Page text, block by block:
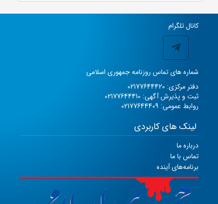
کانال تلگرام
شماره های تماس روزنامه جمهوری اسلامی
دفتر مرکزی: 02177644420
ثبت و پذیرش آگهی: 02177644410
روابط عمومی: 02177644409
لینک های کاربردی
درباره ما
تماس با ما
برنامه‌های آینده